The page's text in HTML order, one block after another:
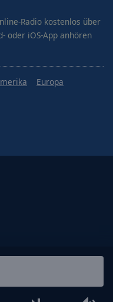
Radio kostenlos über
oder iOS-App anhören
Europa